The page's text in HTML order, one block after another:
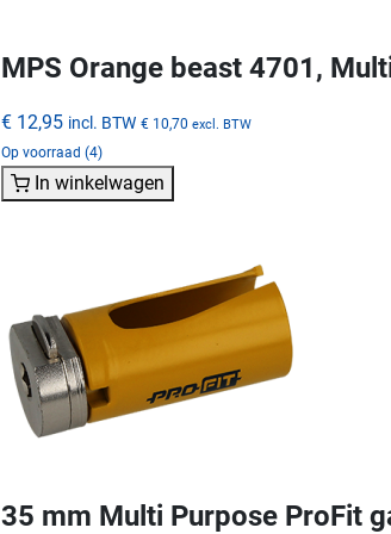
MPS Orange beast 4701,
€ 12,95 incl. BTW € 10,70 excl. BTW
Op voorraad (4)
In winkelwagen
35 mm Multi Purpose ProFit